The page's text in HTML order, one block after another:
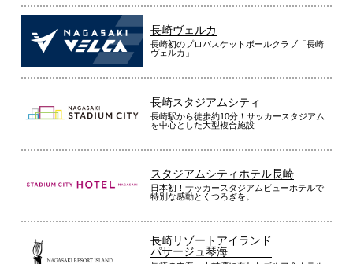
長崎ヴェルカ
長崎初のプロバスケットボールクラブ「長崎
ヴェルカ」
長崎スタジアムシティ
長崎駅から徒歩約10分！サッカースタジアム
を中心とした大型複合施設
スタジアムシティホテル長崎
日本初！サッカースタジアムビューホテルで
特別な感動とくつろぎを。
長崎リゾートアイランド
パサージュ琴海